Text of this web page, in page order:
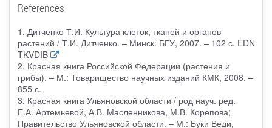
References
1. Дитченко Т.И. Культура клеток, тканей и органов
растений / Т.И. Дитченко. – Минск: БГУ, 2007. – 102 с. EDN
TKVDIB
2. Красная книга Российской Федерации (растения и
грибы). – М.: Товарищество научных изданий КМК, 2008. –
855 с.
3. Красная книга Ульяновской области / род науч. ред.
Е.А. Артемьевой, А.В. Масленникова, М.В. Корепова;
Правительство Ульяновской области. – М.: Буки Веди,